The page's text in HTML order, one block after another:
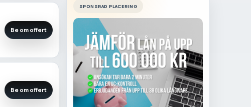
Be om offert
Be om offert
SPONSRAD PLACERING